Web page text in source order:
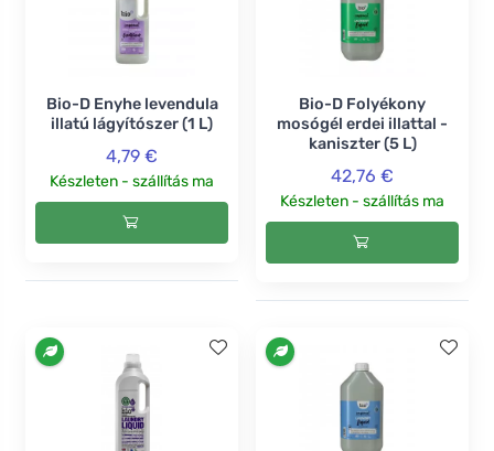
Bio-D Enyhe levendula
illatú lágyítószer (1 L)
4,79 €
Készleten - szállítás ma
Bio-D Folyékony
mosógél erdei illattal -
kaniszter (5 L)
42,76 €
Készleten - szállítás ma